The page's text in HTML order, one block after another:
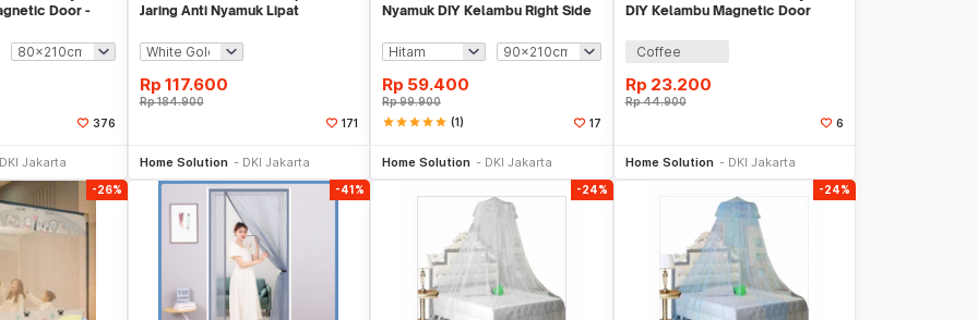
Door -
376
DKI Jakarta
Jaring Anti Nyamuk Lipat
Rp 117.600
Rp184.900
171
Home Solution DKI Jakarta
Nyamuk DIY Kelambu Right Side
Rp 59.400
Rp99.900
starstarstarstarstar (1) 17
Home Solution DKI Jakarta
DIY Kelambu Magnetic Door
Coffee
Rp 23.200
Rp44.900
6
Home Solution DKI Jakarta
-26% -41% -24% -24%